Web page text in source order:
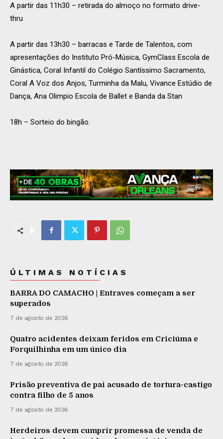
A partir das 11h30 – retirada do almoço no formato drive-
thru
A partir das 13h30 – barracas e Tarde de Talentos, com
apresentações do Instituto Pró-Música, GymClass Escola de
Ginástica, Coral Infantil do Colégio Santíssimo Sacramento,
Coral A Voz dos Anjos, Turminha da Malu, Vivance Estúdio de
Dança, Ana Olimpio Escola de Ballet e Banda da Stan
18h – Sorteio do bingão.
ÚLTIMAS NOTÍCIAS
BARRA DO CAMACHO | Entraves começam a ser
superados
7 de agosto de 2026
Quatro acidentes deixam feridos em Criciúma e
Forquilhinha em um único dia
7 de agosto de 2026
Prisão preventiva de pai acusado de tortura-castigo
contra filho de 5 anos
7 de agosto de 2026
Herdeiros devem cumprir promessa de venda de